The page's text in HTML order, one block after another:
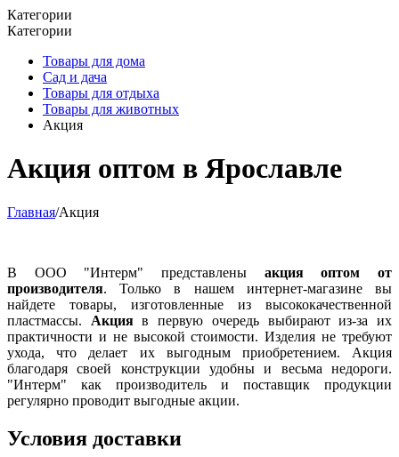
Категории
Категории
Товары для дома
Сад и дача
Товары для отдыха
Товары для животных
Акция
Акция оптом в Ярославле
Главная/Акция
В ООО "Интерм" представлены акция оптом от
производителя. Только в нашем интернет-магазине вы
найдете товары, изготовленные из высококачественной
пластмассы. Акция в первую очередь выбирают из-за их
практичности и не высокой стоимости. Изделия не требуют
ухода, что делает их выгодным приобретением. Акция
благодаря своей конструкции удобны и весьма недороги.
"Интерм" как производитель и поставщик продукции
регулярно проводит выгодные акции.
Условия доставки